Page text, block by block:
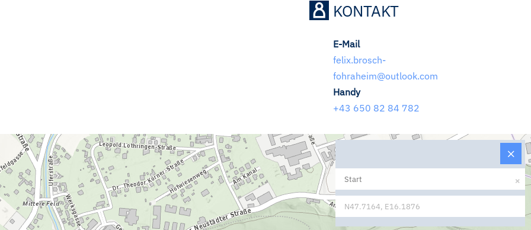
KONTAKT
E-Mail
felix.brosch-
fohraheim@outlook.com
Handy
+43 650 82 84 782